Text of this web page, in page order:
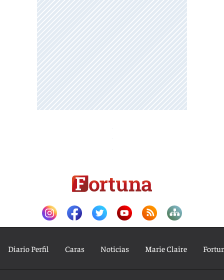
Diario Perfil Caras Noticias Marie Claire